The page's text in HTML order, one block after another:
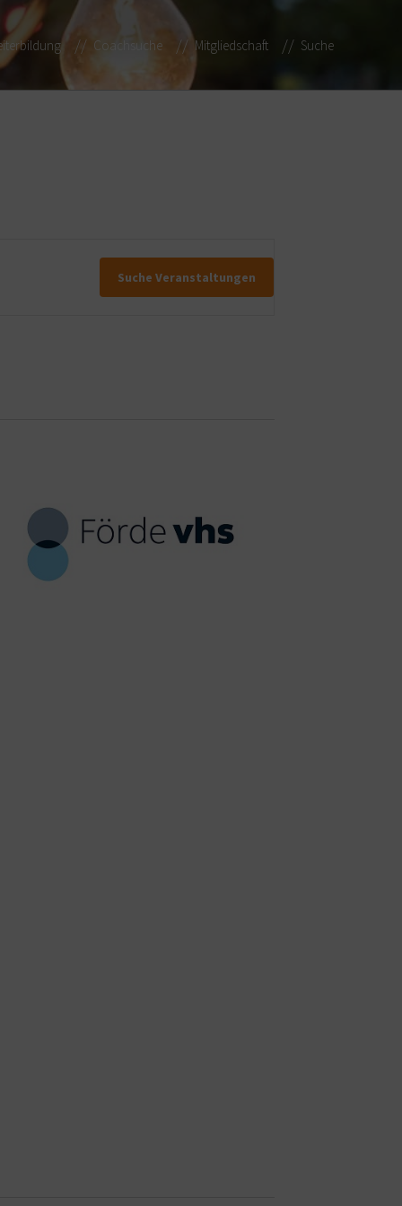
Coachsuche Mitgliedschaft Suche
Suche Veranstaltungen